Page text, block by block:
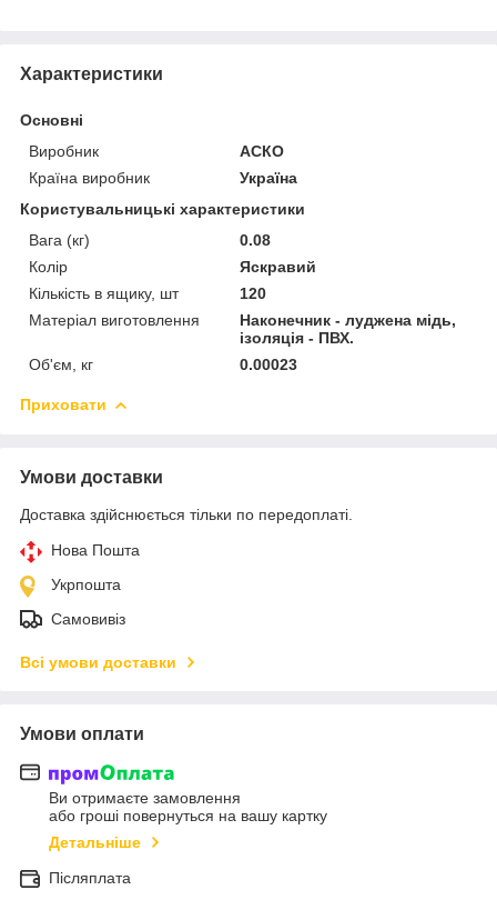
Характеристики
Основні
Виробник
АСКО
Країна виробник
Україна
Користувальницькі характеристики
Вага (кг)
0.08
Колір
Яскравий
Кількість в ящику, шт
120
Матеріал виготовлення
Наконечник - луджена мідь,
ізоляція - ПВХ.
Об'єм, кг
0.00023
Приховати
Умови доставки
Доставка здійснюється тільки по передоплаті.
Нова Пошта
Укрпошта
Самовивіз
Всі умови доставки
Умови оплати
Ви отримаєте замовлення
або гроші повернуться на вашу картку
Детальніше
Післяплата